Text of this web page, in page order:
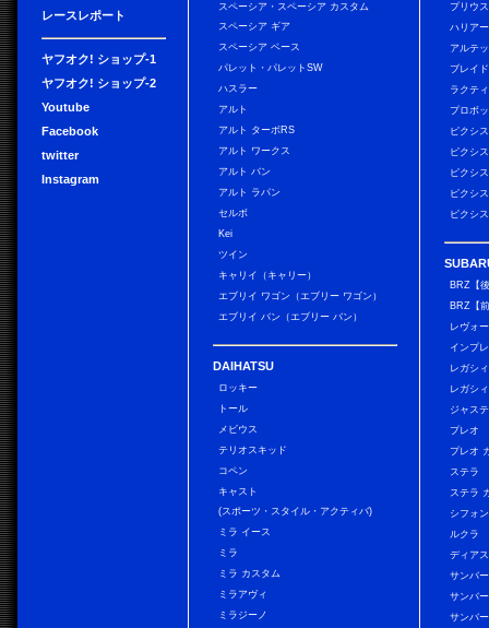
レースレポート
ヤフオク! ショップ-1
ヤフオク! ショップ-2
Youtube
Facebook
twitter
Instagram
スペーシア・スペーシア カスタム
スペーシア ギア
スペーシア ベース
パレット・パレットSW
ハスラー
アルト
アルト ターボRS
アルト ワークス
アルト バン
アルト ラパン
セルボ
Kei
ツイン
キャリイ（キャリー）
エブリイ ワゴン（エブリー ワゴン）
エブリイ バン（エブリー バン）
DAIHATSU
ロッキー
トール
メビウス
テリオスキッド
コペン
キャスト
(スポーツ・スタイル・アクティバ)
ミラ イース
ミラ
ミラ カスタム
ミラアヴィ
ミラジーノ
プリウ
ハリアー
アルテ
ブレイド
ラクテ
プロボ
ピクシ
ピクシ
ピクシ
ピクシ
ピクシ
BRZ【
BRZ【
レヴォ
インプ
レガシ
レガシ
ジャス
プレオ
プレオ
ステラ
ステラ
シフォ
ルクラ
ディア
サンバ
サンバ
サンバ